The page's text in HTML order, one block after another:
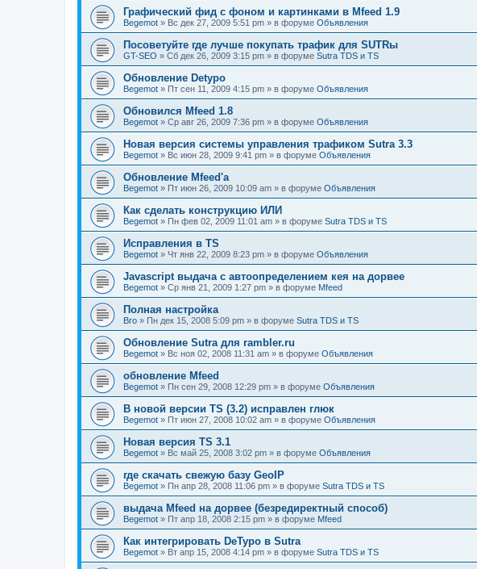
Графический фид с фоном и картинками в Mfeed 1.9
Begemot » Вс дек 27, 2009 5:51 pm » в форуме Объявления
Посоветуйте где лучше покупать трафик для SUTRы
GT-SEO » Сб дек 26, 2009 3:15 pm » в форуме Sutra TDS и TS
Обновление Detypo
Begemot » Пт сен 11, 2009 4:15 pm » в форуме Объявления
Обновился Mfeed 1.8
Begemot » Ср авг 26, 2009 7:36 pm » в форуме Объявления
Новая версия системы управления трафиком Sutra 3.3
Begemot » Вс июн 28, 2009 9:41 pm » в форуме Объявления
Обновление Mfeed'а
Begemot » Пт июн 26, 2009 10:09 am » в форуме Объявления
Как сделать конструкцию ИЛИ
Begemot » Пн фев 02, 2009 11:01 am » в форуме Sutra TDS и TS
Исправления в TS
Begemot » Чт янв 22, 2009 8:23 pm » в форуме Объявления
Javascript выдача с автоопределением кея на дорвее
Begemot » Ср янв 21, 2009 1:27 pm » в форуме Mfeed
Полная настройка
Bro » Пн дек 15, 2008 5:09 pm » в форуме Sutra TDS и TS
Обновление Sutra для rambler.ru
Begemot » Вс ноя 02, 2008 11:31 am » в форуме Объявления
обновление Mfeed
Begemot » Пн сен 29, 2008 12:29 pm » в форуме Объявления
В новой версии TS (3.2) исправлен глюк
Begemot » Пт июн 27, 2008 10:02 am » в форуме Объявления
Новая версия TS 3.1
Begemot » Вс май 25, 2008 3:02 pm » в форуме Объявления
где скачать свежую базу GeoIP
Begemot » Пн апр 28, 2008 11:06 pm » в форуме Sutra TDS и TS
выдача Mfeed на дорвее (безредиректный способ)
Begemot » Пт апр 18, 2008 2:15 pm » в форуме Mfeed
Как интегрировать DeTypo в Sutra
Begemot » Вт апр 15, 2008 4:14 pm » в форуме Sutra TDS и TS